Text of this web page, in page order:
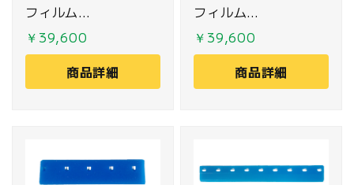
フィルム
(62cm×200m)で
す。
￥39,600
商品詳細
フィルム
(62cm×200m)で
す。
￥39,600
商品詳細